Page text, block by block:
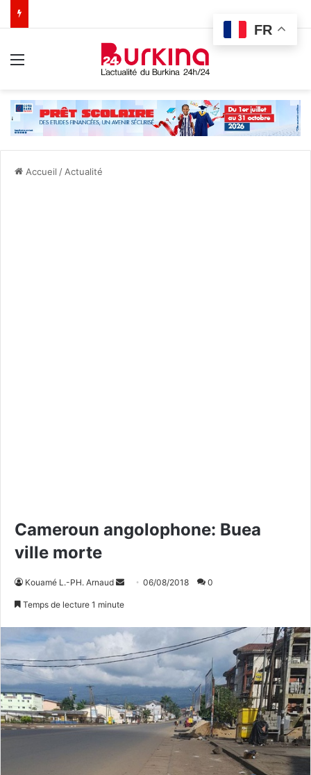
Accueil / Actualité
Cameroun angolophone: Buea
ville morte
Kouamé L.-PH. Arnaud
o
e
r
u
n
c
06/08/2018 0
Temps de lecture 1 minute
FR